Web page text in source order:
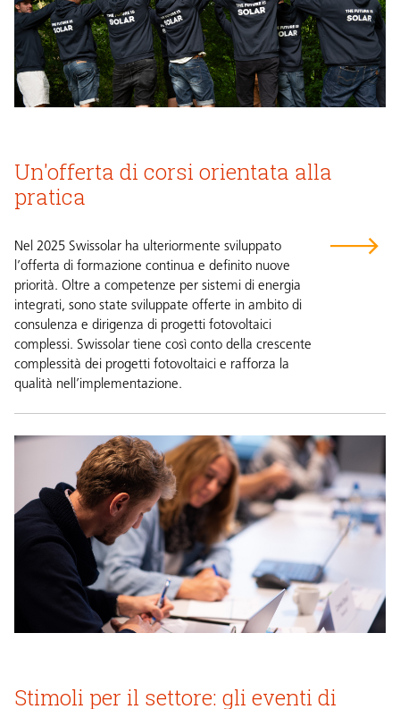
Un'offerta di corsi orientata alla
pratica
Nel 2025 Swissolar ha ulteriormente sviluppato
l’offerta di formazione continua e definito nuove
priorità. Oltre a competenze per sistemi di energia
integrati, sono state sviluppate offerte in ambito di
consulenza e dirigenza di progetti fotovoltaici
complessi. Swissolar tiene così conto della crescente
complessità dei progetti fotovoltaici e rafforza la
qualità nell’implementazione.
Stimoli per il settore: gli eventi di